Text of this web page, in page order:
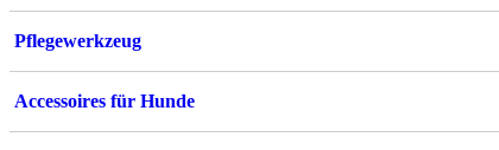
gewählt
Pflegewerkzeug
Accessoires für Hunde